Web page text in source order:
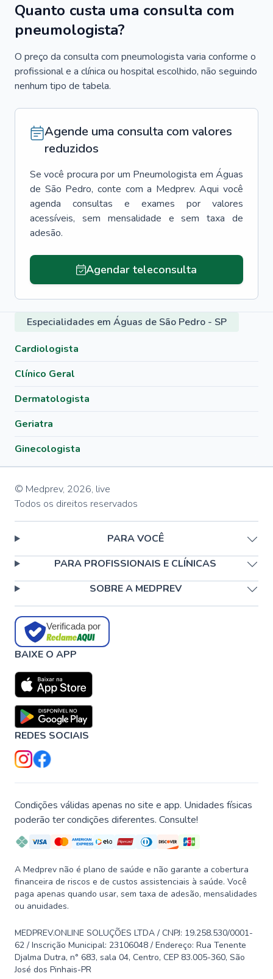
Quanto custa uma consulta com
pneumologista?
O preço da consulta com pneumologista varia conforme o
profissional e a clínica ou hospital escolhido, não seguindo
nenhum tipo de tabela.
Agende uma consulta com valores
reduzidos
Se você procura por um Pneumologista em Águas
de São Pedro, conte com a Medprev. Aqui você
agenda consultas e exames por valores
acessíveis, sem mensalidade e sem taxa de
adesão.
Agendar teleconsulta
Especialidades em Águas de São Pedro - SP
Cardiologista
Clínico Geral
Dermatologista
Geriatra
Ginecologista
© Medprev, 2026, live
Todos os direitos reservados
PARA VOCÊ
PARA PROFISSIONAIS E CLÍNICAS
SOBRE A MEDPREV
Verificada por
BAIXE O APP
REDES SOCIAIS
Condições válidas apenas no site e app. Unidades físicas
poderão ter condições diferentes. Consulte!
A Medprev não é plano de saúde e não garante a cobertura
financeira de riscos e de custos assistenciais à saúde. Você
paga apenas quando usar, sem taxa de adesão, mensalidades
ou anuidades.
MEDPREV.ONLINE SOLUÇÕES LTDA / CNPJ: 19.258.530/0001-
62 / Inscrição Municipal: 23106048 / Endereço: Rua Tenente
Djalma Dutra, n° 683, sala 04, Centro, CEP 83.005-360, São
José dos Pinhais-PR